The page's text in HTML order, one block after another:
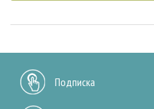
Подписка